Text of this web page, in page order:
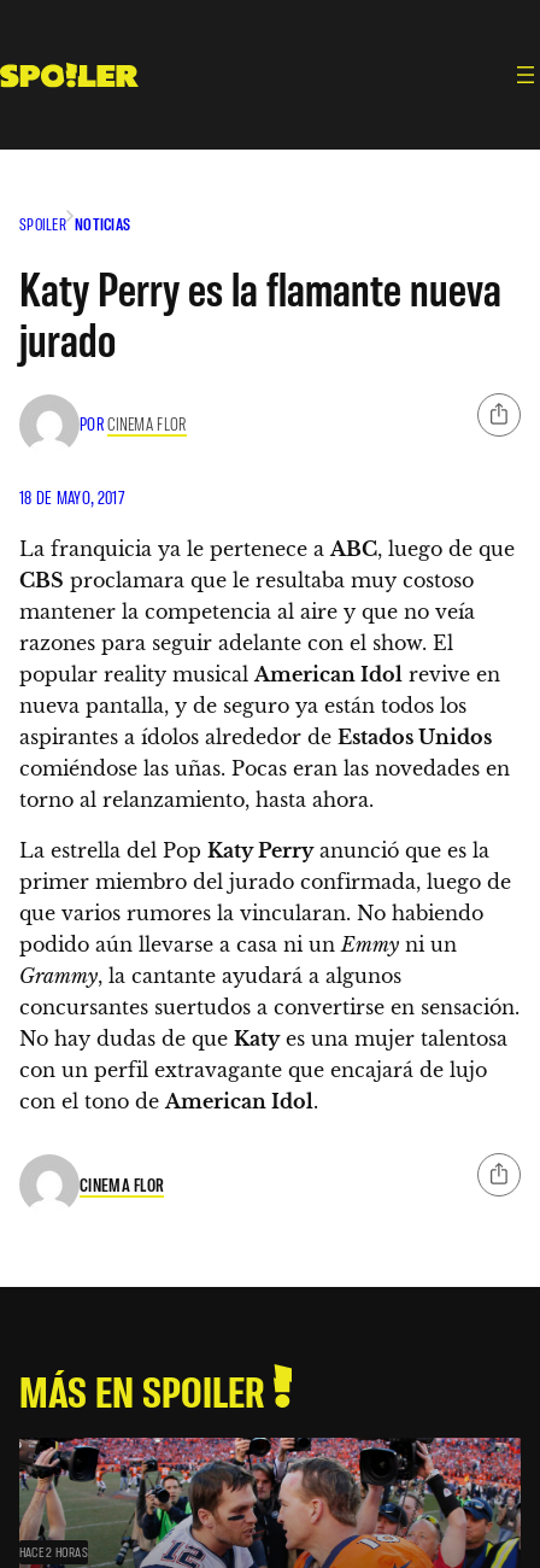
contenido
SPOILER NOTICIAS
Katy Perry es la flamante nueva
jurado
PORCINEMA FLOR
18 DE MAYO, 2017
La franquicia ya le pertenece aABC, luego de que
CBS proclamara que le resultaba muy costoso
mantener la competencia al aire y que no veía
razones para seguir adelante con el show. El
popular reality musicalAmerican Idol revive en
nueva pantalla, y de seguro ya están todos los
aspirantes a ídolos alrededor de Estados Unidos
comiéndose las uñas. Pocas eran las novedades en
torno al relanzamiento, hasta ahora.
La estrella del Pop Katy Perryanunció que es la
primer miembro del jurado confirmada, luego de
que varios rumores la vincularan. No habiendo
podido aún llevarse a casa ni unEmmy ni un
Grammy, la cantante ayudará a algunos
concursantes suertudos a convertirse en sensación.
No hay dudas de que Katyes una mujer talentosa
con un perfil extravagante que encajará de lujo
con el tono deAmerican Idol.
CINEMA FLOR
MÁS EN SPOILER
HACE 2 HORAS